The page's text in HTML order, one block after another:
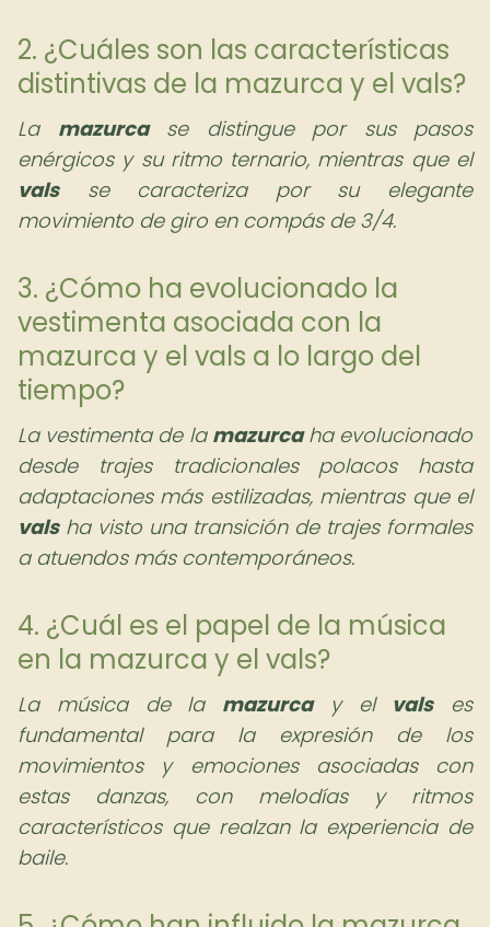
2. ¿Cuáles son las características
distintivas de la mazurca y el vals?
La mazurcase distingue por sus pasos
enérgicos y su ritmo ternario, mientras que el
valsse caracteriza por su elegante
movimiento de giro en compás de 3/4.
3. ¿Cómo ha evolucionado la
vestimenta asociada con la
mazurca y el vals a lo largo del
tiempo?
La vestimenta de la mazurcaha evolucionado
desde trajes tradicionales polacos hasta
adaptaciones más estilizadas, mientras que el
valsha visto una transición de trajes formales
a atuendos más contemporáneos.
4. ¿Cuál es el papel de la música
en la mazurca y el vals?
La música de la mazurcay el valses
fundamental para la expresión de los
movimientos y emociones asociadas con
estas danzas, con melodías y ritmos
característicos que realzan la experiencia de
baile.